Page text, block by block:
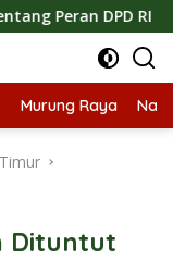
RI
Murung Raya
Dituntut